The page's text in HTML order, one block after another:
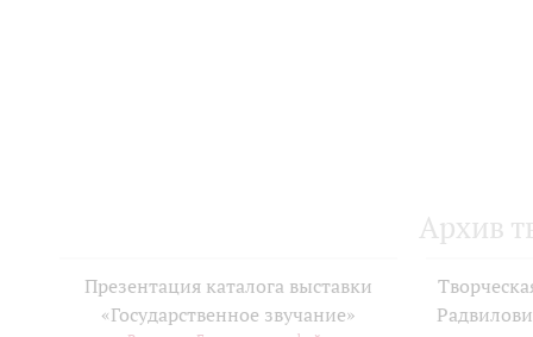
Архив
Презентация каталога выставки
«Государственное звучание»